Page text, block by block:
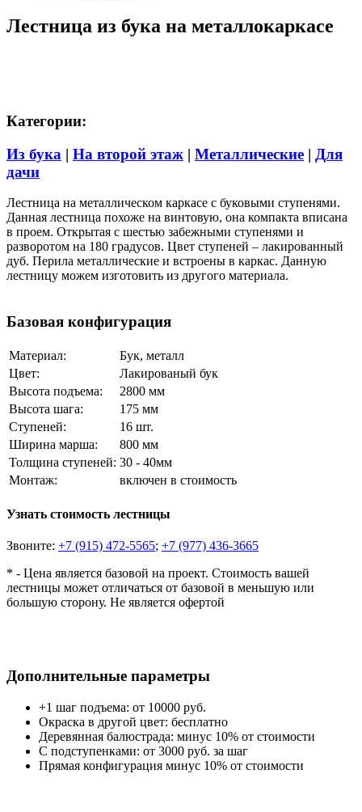
Лестница из бука на металлокаркасе
Категории:
Из бука | На второй этаж | Металлические | Для
дачи
Лестница на металлическом каркасе с буковыми ступенями.
Данная лестница похоже на винтовую, она компакта вписана
в проем. Открытая с шестью забежными ступенями и
разворотом на 180 градусов. Цвет ступеней – лакированный
дуб. Перила металлические и встроены в каркас. Данную
лестницу можем изготовить из другого материала.
Базовая конфигурация
Материал:
Бук, металл
Цвет:
Лакированый бук
Высота подъема:
2800 мм
Высота шага:
175 мм
Ступеней:
16 шт.
Ширина марша:
800 мм
Толщина ступеней: 30 - 40мм
Монтаж:
включен в стоимость
Узнать стоимость лестницы
Звоните: +7 (915) 472-5565; +7 (977) 436-3665
* - Цена является базовой на проект. Стоимость вашей
лестницы может отличаться от базовой в меньшую или
большую сторону. Не является офертой
Дополнительные параметры
+1 шаг подъема: от 10000 руб.
Окраска в другой цвет: бесплатно
Деревянная балюстрада: минус 10% от стоимости
С подступенками: от 3000 руб. за шаг
Прямая конфигурация минус 10% от стоимости